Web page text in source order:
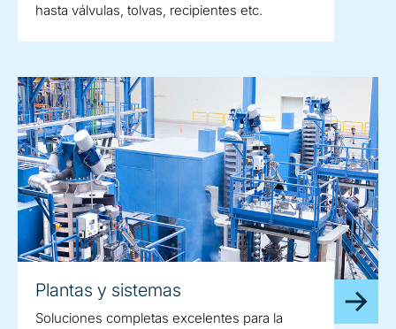
hasta válvulas, tolvas, recipientes etc.
Plantas y sistemas
Soluciones completas excelentes para la